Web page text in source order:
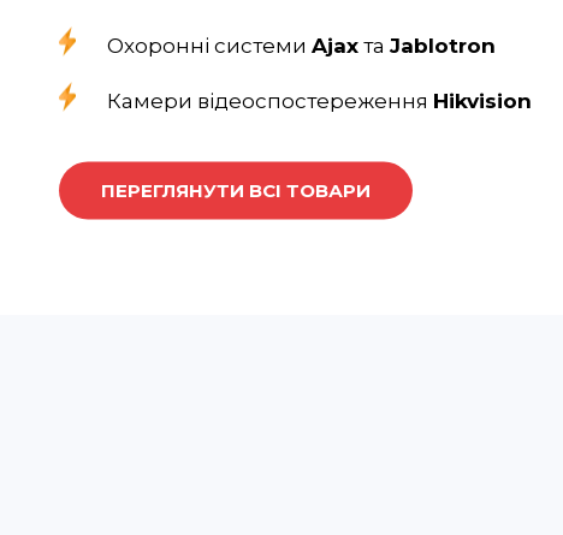
Охоронні системи Ajaxта Jablotron
Камери відеоспостереження Hikvision
ПЕРЕГЛЯНУТИ ВСІ ТОВАРИ